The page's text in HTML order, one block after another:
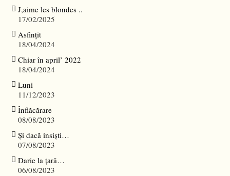
J,aime les blondes ..
17/02/2025
Asfințit
18/04/2024
Chiar în april’ 2022
18/04/2024
Luni
11/12/2023
Înflăcărare
08/08/2023
Și dacă insiști…
07/08/2023
Darie la țară…
06/08/2023